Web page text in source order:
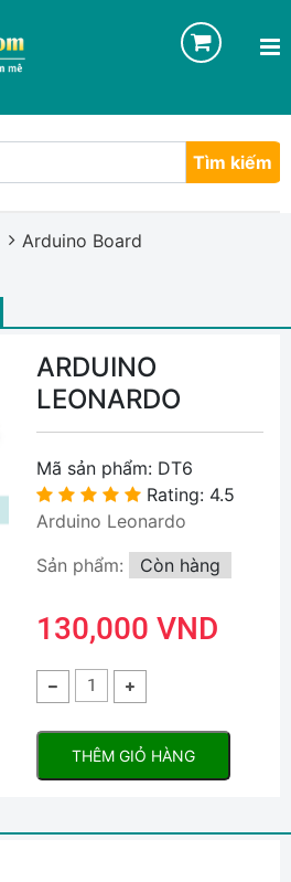
Tìm kiếm
Arduino Board
ARDUINO
LEONARDO
Mã sản phẩm: DT6
Rating: 4.5
Arduino Leonardo
Sản phẩm:
Còn hàng
130,000 VND
THÊM GIỎ HÀNG